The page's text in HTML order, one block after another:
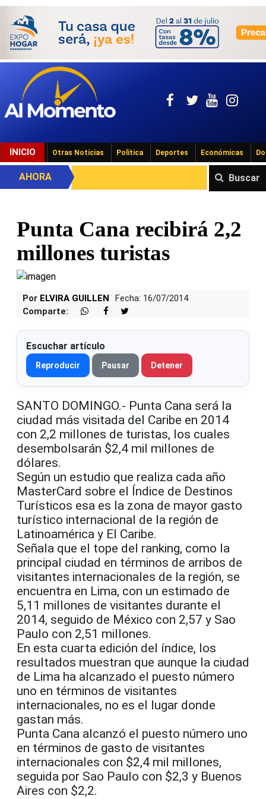
INICIO Otras Noticias Política Deportes Económicas
Buscar
AHORA
Punta Cana recibirá 2,2
millones turistas
Por ELVIRA GUILLEN
Fecha: 16/07/2014
Comparte:
Escuchar artículo
Reproducir Pausar Detener
SANTO DOMINGO.- Punta Cana será la
ciudad más visitada del Caribe en 2014
con 2,2 millones de turistas, los cuales
desembolsarán $2,4 mil millones de
dólares.
Según un estudio que realiza cada año
MasterCard sobre el Índice de Destinos
Turísticos esa es la zona de mayor gasto
turístico internacional de la región de
Latinoamérica y El Caribe.
Señala que el tope del ranking, como la
principal ciudad en términos de arribos de
visitantes internacionales de la región, se
encuentra en Lima, con un estimado de
5,11 millones de visitantes durante el
2014, seguido de México con 2,57 y Sao
Paulo con 2,51 millones.
En esta cuarta edición del índice, los
resultados muestran que aunque la ciudad
de Lima ha alcanzado el puesto número
uno en términos de visitantes
internacionales, no es el lugar donde
gastan más.
Punta Cana alcanzó el puesto número uno
en términos de gasto de visitantes
internacionales con $2,4 mil millones,
seguida por Sao Paulo con $2,3 y Buenos
Aires con $2,2.